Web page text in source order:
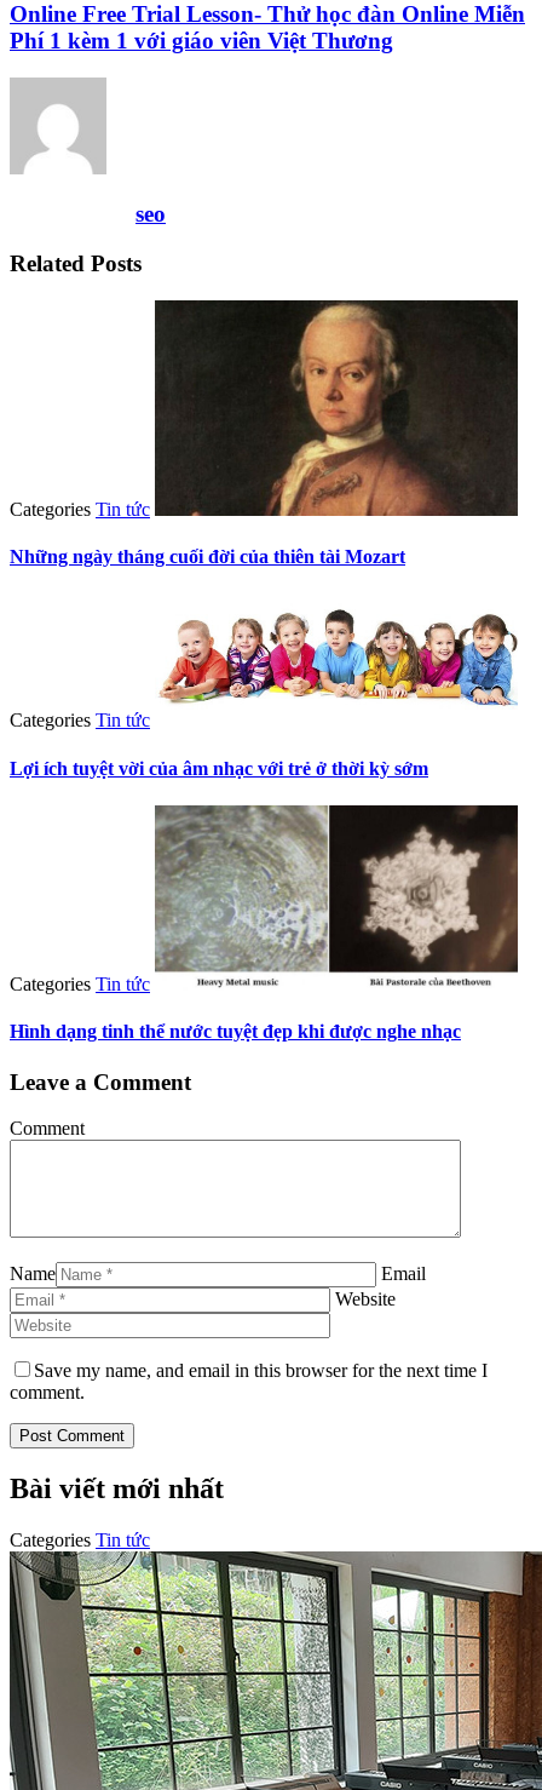
Online Free Trial Lesson- Thử học đàn Online Miễn
Phí 1 kèm 1 với giáo viên Việt Thương
seo
Related Posts
Categories Tin tức
Những ngày tháng cuối đời của thiên tài Mozart
Categories Tin tức
Lợi ích tuyệt vời của âm nhạc với trẻ ở thời kỳ sớm
Categories Tin tức
Hình dạng tinh thể nước tuyệt đẹp khi được nghe nhạc
Leave a Comment
Comment
Name
Email
Website
Save my name, and email in this browser for the next time I
comment.
Bài viết mới nhất
Categories Tin tức